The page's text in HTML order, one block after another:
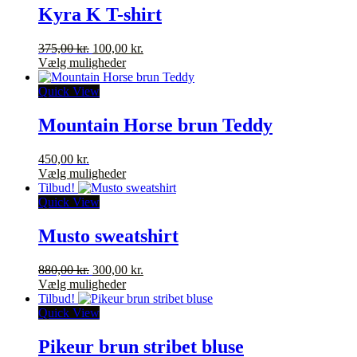
varianter.
Mulighederne
vælges
på
varesiden
Kyra K T-shirt
375,00kr. Den
oprindelige
pris
var:
100,00 kr.
pris
Vælg mulighederDette
vare
varianter.
Mulighederne
på
varesiden
Quick View
Mountain Horse brun Teddy
450,00 kr.
Vælg mulighederDette
vare
varianter.
Mulighederne
vælges
på
varesiden
Tilbud!
Quick View
Musto sweatshirt
880,00kr. Den
oprindelige
pris
var:
300,00 kr.
pris
Vælg mulighederDette
vare
varianter.
Tilbud!
Quick View
Pikeur brun stribet bluse